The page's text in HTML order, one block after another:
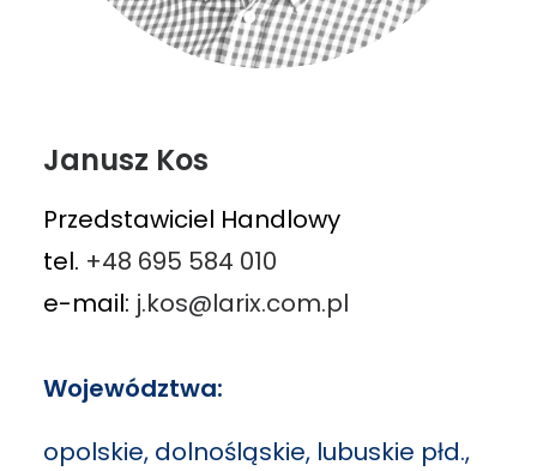
Janusz Kos
Przedstawiciel Handlowy
tel. +48 695 584 010
e-mail: j.kos@larix.com.pl
Województwa:
opolskie, dolnośląskie, lubuskie płd.,